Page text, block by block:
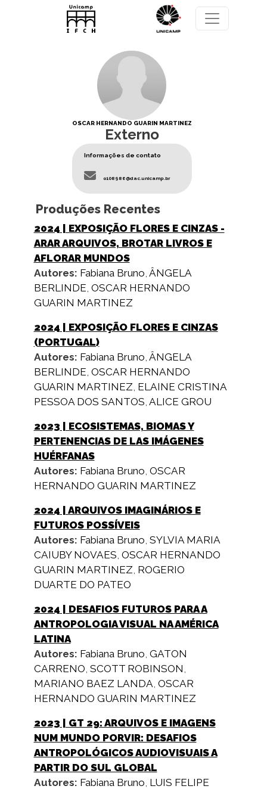
Pular para o conteúdo principal
OSCAR HERNANDO GUARIN MARTINEZ
Externo
Informações de contato
o108986@dac.unicamp.br
Produções Recentes
2024 | EXPOSIÇÃO FLORES E CINZAS -
ARAR ARQUIVOS, BROTAR LIVROS E
AFLORAR MUNDOS
Autores: Fabiana Bruno ÂNGELA
BERLINDE OSCAR HERNANDO
GUARIN MARTINEZ
2024 | EXPOSIÇÃO FLORES E CINZAS
(PORTUGAL)
Autores: Fabiana Bruno ÂNGELA
BERLINDE OSCAR HERNANDO
GUARIN MARTINEZ ELAINE CRISTINA
PESSOA DOS SANTOS ALICE GROU
2023 | ECOSISTEMAS, BIOMAS Y
PERTENENCIAS DE LAS IMÁGENES
HUÉRFANAS
Autores: Fabiana Bruno OSCAR
HERNANDO GUARIN MARTINEZ
2024 | ARQUIVOS IMAGINÁRIOS E
FUTUROS POSSÍVEIS
Autores: Fabiana Bruno SYLVIA MARIA
CAIUBY NOVAES OSCAR HERNANDO
GUARIN MARTINEZ ROGERIO
DUARTE DO PATEO
2024 | DESAFIOS FUTUROS PARA A
ANTROPOLOGIA VISUAL NA AMÉRICA
LATINA
Autores: Fabiana Bruno GATON
CARRENO SCOTT ROBINSON
MARIANO BAEZ LANDA OSCAR
HERNANDO GUARIN MARTINEZ
2023 | GT 29: ARQUIVOS E IMAGENS
NUM MUNDO PORVIR: DESAFIOS
ANTROPOLÓGICOS AUDIOVISUAIS A
PARTIR DO SUL GLOBAL
Autores: Fabiana Bruno LUIS FELIPE